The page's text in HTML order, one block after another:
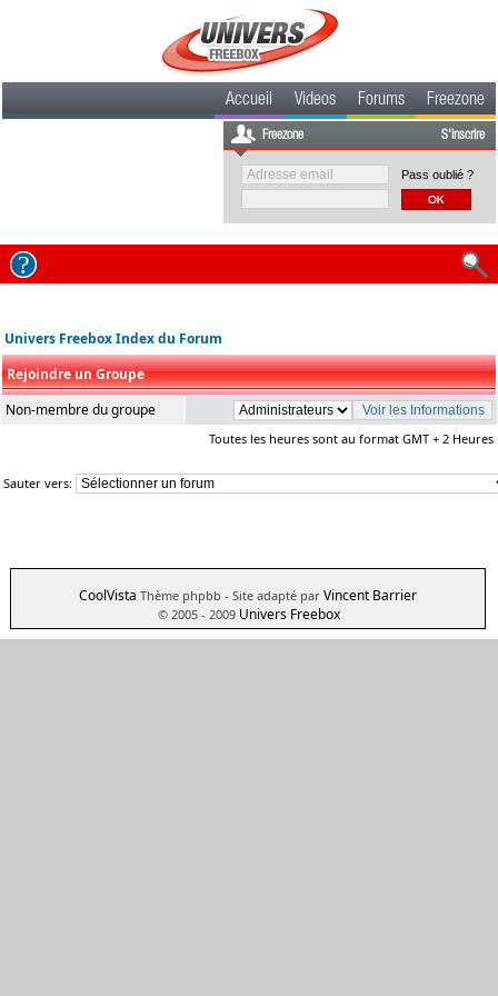
Accueil Videos Forums Freezone
Freezone S'inscrire
Pass oublié ?
Univers Freebox Index du Forum
Rejoindre un Groupe
Non-membre du groupe
Toutes les heures sont au format GMT + 2 Heures
Sauter vers:
CoolVista Thème phpbb - Site adapté par Vincent Barrier
© 2005 - 2009 Univers Freebox